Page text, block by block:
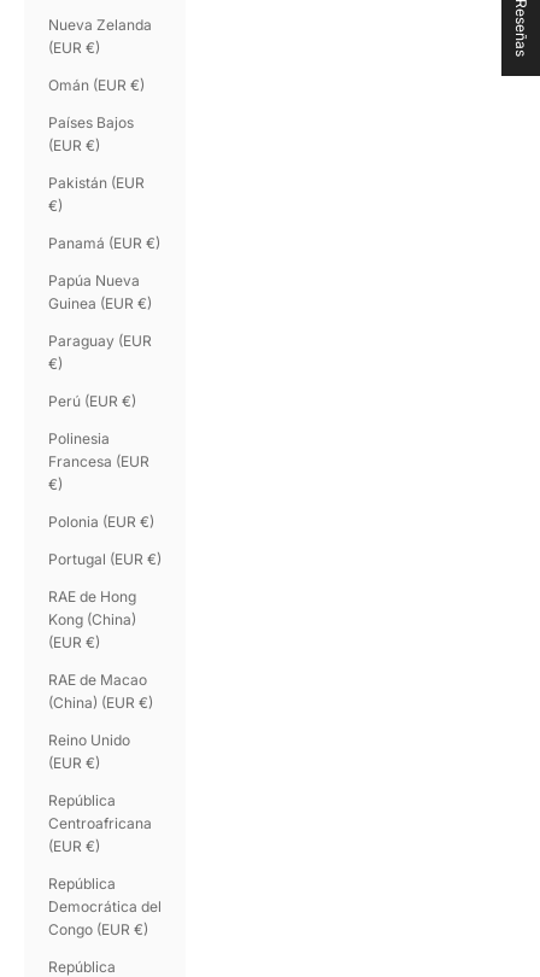
Nueva Zelanda
(EUR €)
Omán (EUR €)
Países Bajos
(EUR €)
Pakistán (EUR
€)
Panamá (EUR €)
Papúa Nueva
Guinea (EUR €)
Paraguay (EUR
€)
Perú (EUR €)
Polinesia
Francesa (EUR
€)
Polonia (EUR €)
Portugal (EUR €)
RAE de Hong
Kong (China)
(EUR €)
RAE de Macao
(China) (EUR €)
Reino Unido
(EUR €)
República
Centroafricana
(EUR €)
República
Democrática del
Congo (EUR €)
República
★ Reseñas